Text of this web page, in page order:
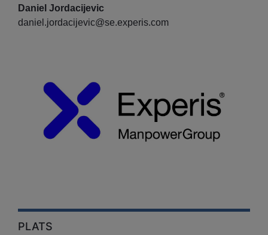
Daniel Jordacijevic
daniel.jordacijevic@se.experis.com
PLATS